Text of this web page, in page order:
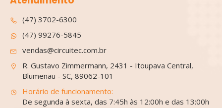
(47) 3702-6300
(47) 99276-5845
vendas@circuitec.com.br
R. Gustavo Zimmermann, 2431 - Itoupava Central,
Blumenau - SC, 89062-101
Horário de funcionamento:
De segunda à sexta, das 7:45h às 12:00h e das 13:00h